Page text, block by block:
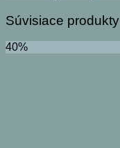
Súvisiace produkty
40%